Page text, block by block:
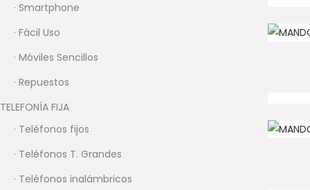
· Smartphone
· Fácil Uso
· Móviles Sencillos
· Repuestos
TELEFONÍA FIJA
· Teléfonos fijos
· Teléfonos T. Grandes
· Teléfonos inalámbricos